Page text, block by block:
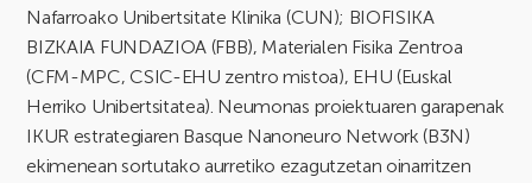
Nafarroako Unibertsitate Klinika (CUN); BIOFISIKA
BIZKAIA FUNDAZIOA (FBB), Materialen Fisika Zentroa
(CFM-MPC, CSIC-EHU zentro mistoa), EHU (Euskal
Herriko Unibertsitatea). Neumonas proiektuaren garapenak
IKUR estrategiaren Basque Nanoneuro Network (B3N)
ekimenean sortutako aurretiko ezagutzetan oinarritzen